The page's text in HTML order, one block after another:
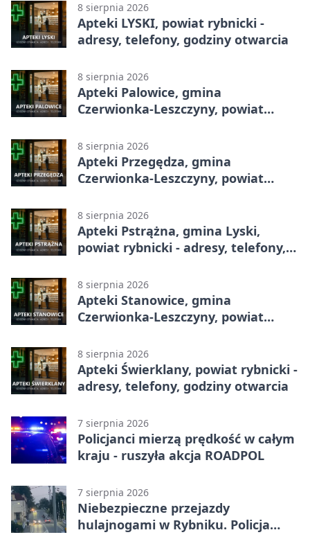
8 sierpnia 2026
Apteki LYSKI, powiat rybnicki -
adresy, telefony, godziny otwarcia
8 sierpnia 2026
Apteki Palowice, gmina
Czerwionka-Leszczyny, powiat
otwarcia
8 sierpnia 2026
Apteki Przegędza, gmina
Czerwionka-Leszczyny, powiat
otwarcia
8 sierpnia 2026
Apteki Pstrążna, gmina Lyski,
powiat rybnicki - adresy, telefony,
8 sierpnia 2026
Apteki Stanowice, gmina
Czerwionka-Leszczyny, powiat
otwarcia
8 sierpnia 2026
Apteki Świerklany, powiat rybnicki -
adresy, telefony, godziny otwarcia
7 sierpnia 2026
Policjanci mierzą prędkość w całym
kraju - ruszyła akcja ROADPOL
7 sierpnia 2026
Niebezpieczne przejazdy
hulajnogami w Rybniku. Policja